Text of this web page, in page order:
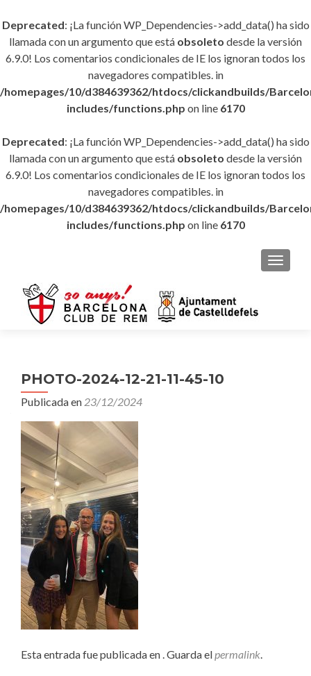
Deprecated: ¡La función WP_Dependencies->add_data() ha sido
llamada con un argumento que está obsoleto desde la versión
6.9.0! Los comentarios condicionales de IE los ignoran todos los
navegadores compatibles. in
/homepages/10/d384639362/htdocs/clickandbuilds/
includes/functions.php on line 6170
Deprecated: ¡La función WP_Dependencies->add_data() ha sido
llamada con un argumento que está obsoleto desde la versión
6.9.0! Los comentarios condicionales de IE los ignoran todos los
navegadores compatibles. in
/homepages/10/d384639362/htdocs/clickandbuilds/
includes/functions.php on line 6170
PHOTO-2024-12-21-11-45-10
Publicada en 23/12/2024
Esta entrada fue publicada en . Guarda elpermalink.